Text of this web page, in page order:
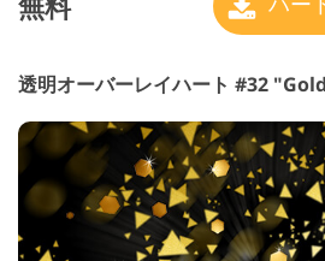
透明オーバーレイハート #32